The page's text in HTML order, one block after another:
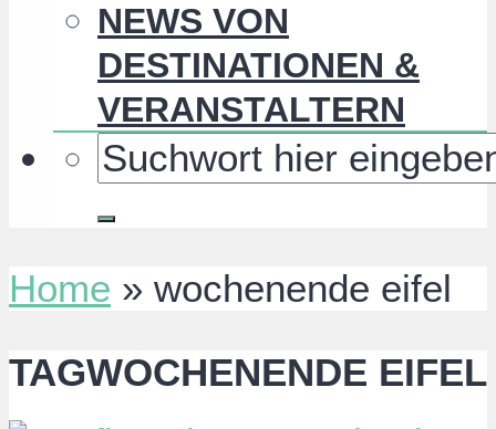
NEWS VON
DESTINATIONEN &
VERANSTALTERN
Home » wochenende eifel
TAGWOCHENENDE EIFEL